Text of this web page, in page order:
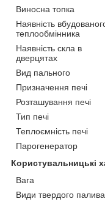
Виносна топка
Наявність
теплообмінника
Наявність скла в
дверцятах
Вид пального
Призначення печі
Розташування печі
Тип печі
Теплоємність печі
Парогенератор
Користувальницькі
Вага
Види твердого палива